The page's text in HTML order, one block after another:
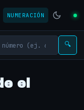
NUMERACIÓN
🔍
el